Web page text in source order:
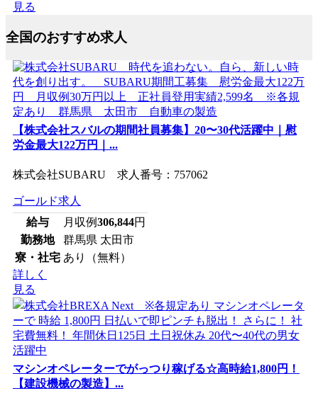
見る
全国のおすすめ求人
【株式会社スバルの期間社員募集】20〜30代活躍中｜慰
労金最大122万円｜...
株式会社SUBARU 求人番号：757062
ゴールド求人
給与
月収例306,844円
勤務地
群馬県 太田市
寮・社宅 あり（無料）
詳しく
見る
マシンオペレーターでがっつり稼げる☆高時給1,800円！
【建設機械の製造】...